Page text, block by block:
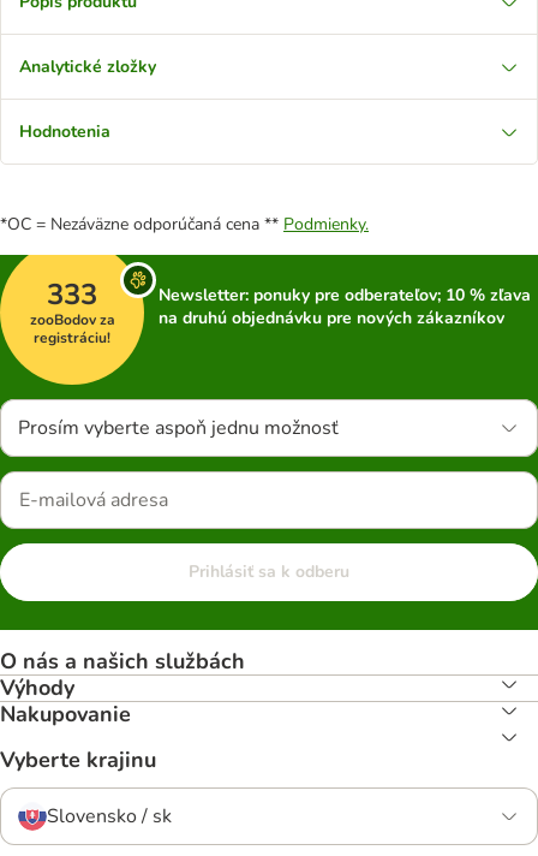
Analytické zložky
Hodnotenia
*OC = Nezáväzne odporúčaná cena ** Podmienky.
333
zooBodov za
registráciu!
Newsletter: ponuky pre odberateľov; 10 % zľava
na druhú objednávku pre nových zákazníkov
Prosím vyberte aspoň jednu možnosť
Prihlásiť sa k odberu
O nás a našich službách
Výhody
Nakupovanie
Vyberte krajinu
Slovensko / sk